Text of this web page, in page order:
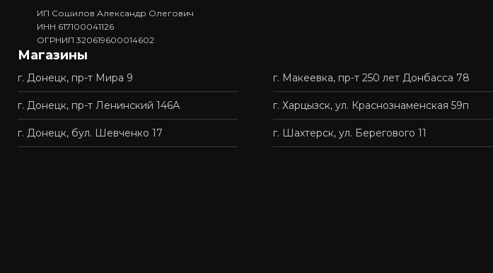
— достаточно выбрать подходящий вариант, и мы быстро организуем
сборку мебели. Покупка у нас — это удобно, быстро и без лишних хлопот.
стремимся сделать качественную мебель доступной каждому.
ИП Сошилов Александр Олегович
ИНН 617100041126
ОГРНИП 320619600014602
Магазины
г. Донецк, пр-т Мира 9
г. Донецк, пр-т Ленинский 146А
г. Донецк, бул. Шевченко 17
г. Макеевка, пр-т 250 лет Донбасса 78
г. Харцызск, ул. Краснознаменская 59п
г. Шахтерск, ул. Берегового 11